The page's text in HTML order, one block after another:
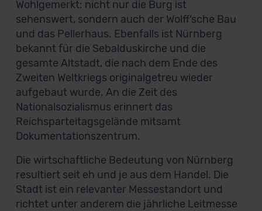
Wohlgemerkt: nicht nur die Burg ist
sehenswert, sondern auch der Wolff‘sche Bau
und das Pellerhaus. Ebenfalls ist Nürnberg
bekannt für die Sebalduskirche und die
gesamte Altstadt, die nach dem Ende des
Zweiten Weltkriegs originalgetreu wieder
aufgebaut wurde. An die Zeit des
Nationalsozialismus erinnert das
Reichsparteitagsgelände mitsamt
Dokumentationszentrum.
Die wirtschaftliche Bedeutung von Nürnberg
resultiert seit eh und je aus dem Handel. Die
Stadt ist ein relevanter Messestandort und
richtet unter anderem die jährliche Leitmesse